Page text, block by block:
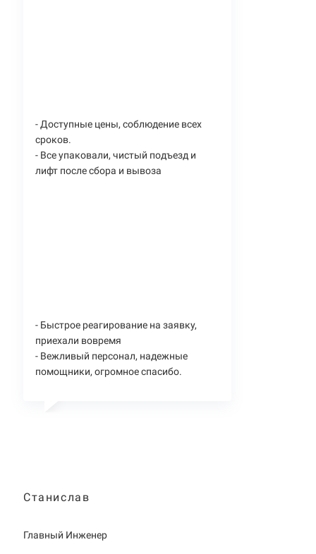
- Доступные цены, соблюдение всех
сроков.
- Все упаковали, чистый подъезд и
лифт после сбора и вывоза
- Быстрое реагирование на заявку,
приехали вовремя
- Вежливый персонал, надежные
помощники, огромное спасибо.
Станислав
Главный Инженер